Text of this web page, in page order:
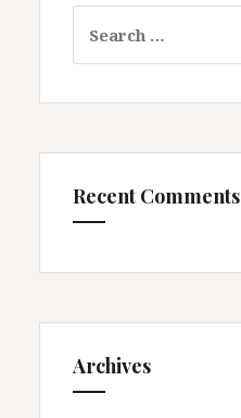
for:
Recent Comments
Archives